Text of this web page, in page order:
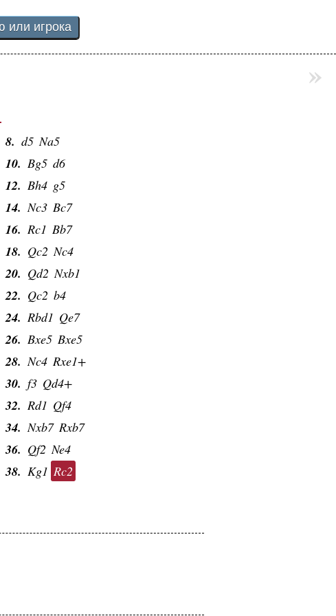
8. d5 Na5
10. Bg5 d6
12. Bh4 g5
14. Nc3 Bc7
16. Rc1 Bb7
18. Qc2 Nc4
20. Qd2 Nxb1
22. Qc2 b4
24. Rbd1 Qe7
26. Bxe5 Bxe5
28. Nc4 Rxe1+
30. f3 Qd4+
32. Rd1 Qf4
34. Nxb7 Rxb7
36. Qf2 Ne4
38. Kg1 Rc2
»